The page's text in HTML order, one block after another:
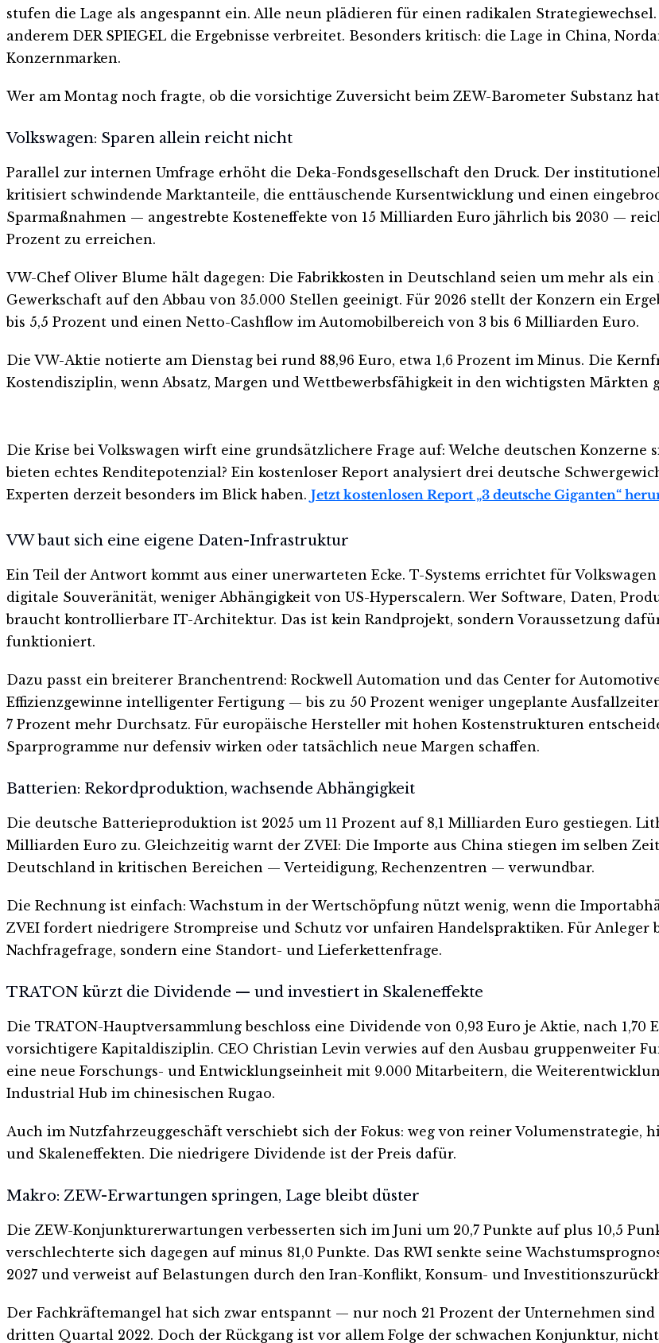
stufen die Lage als angespannt ein. Alle neun plädieren für einen radikalen
anderem DER SPIEGEL die Ergebnisse verbreitet. Besonders kritisch: die Lage in China,
Konzernmarken.
Wer am Montag noch fragte, ob die vorsichtige Zuversicht beim ZEW-Barometer Substanz
Volkswagen: Sparen allein reicht nicht
Parallel zur internen Umfrage erhöht die Deka-Fondsgesellschaft den Druck. Der
kritisiert schwindende Marktanteile, die enttäuschende Kursentwicklung und einen
Sparmaßnahmen — angestrebte Kosteneffekte von 15 Milliarden Euro jährlich bis 2030 —
Prozent zu erreichen.
VW-Chef Oliver Blume hält dagegen: Die Fabrikkosten in Deutschland seien um mehr als
Gewerkschaft auf den Abbau von 35.000 Stellen geeinigt. Für 2026 stellt der Konzern ein
bis 5,5 Prozent und einen Netto-Cashflow im Automobilbereich von 3 bis 6 Milliarden Euro.
Die VW-Aktie notierte am Dienstag bei rund 88,96 Euro, etwa 1,6 Prozent im Minus. Die
Kostendisziplin, wenn Absatz, Margen und Wettbewerbsfähigkeit in den wichtigsten Märkten
Die Krise bei Volkswagen wirft eine grundsätzlichere Frage auf: Welche deutschen
bieten echtes Renditepotenzial? Ein kostenloser Report analysiert drei deutsche
Experten derzeit besonders im Blick haben. Jetzt kostenlosen Report „3 deutsche Giganten“
VW baut sich eine eigene Daten-Infrastruktur
Ein Teil der Antwort kommt aus einer unerwarteten Ecke. T-Systems errichtet für
digitale Souveränität, weniger Abhängigkeit von US-Hyperscalern. Wer Software, Daten,
braucht kontrollierbare IT-Architektur. Das ist kein Randprojekt, sondern Voraussetzung
funktioniert.
Dazu passt ein breiterer Branchentrend: Rockwell Automation und das Center for
Effizienzgewinne intelligenter Fertigung — bis zu 50 Prozent weniger ungeplante
7 Prozent mehr Durchsatz. Für europäische Hersteller mit hohen Kostenstrukturen
Sparprogramme nur defensiv wirken oder tatsächlich neue Margen schaffen.
Batterien: Rekordproduktion, wachsende Abhängigkeit
Die deutsche Batterieproduktion ist 2025 um 11 Prozent auf 8,1 Milliarden Euro gestiegen.
Milliarden Euro zu. Gleichzeitig warnt der ZVEI: Die Importe aus China stiegen im selben
Deutschland in kritischen Bereichen — Verteidigung, Rechenzentren — verwundbar.
Die Rechnung ist einfach: Wachstum in der Wertschöpfung nützt wenig, wenn die
ZVEI fordert niedrigere Strompreise und Schutz vor unfairen Handelspraktiken. Für
Nachfragefrage, sondern eine Standort- und Lieferkettenfrage.
TRATON kürzt die Dividende — und investiert in Skaleneffekte
Die TRATON-Hauptversammlung beschloss eine Dividende von 0,93 Euro je Aktie, nach
vorsichtigere Kapitaldisziplin. CEO Christian Levin verwies auf den Ausbau gruppenweiter
eine neue Forschungs- und Entwicklungseinheit mit 9.000 Mitarbeitern, die
Industrial Hub im chinesischen Rugao.
Auch im Nutzfahrzeuggeschäft verschiebt sich der Fokus: weg von reiner
und Skaleneffekten. Die niedrigere Dividende ist der Preis dafür.
Makro: ZEW-Erwartungen springen, Lage bleibt düster
Die ZEW-Konjunkturerwartungen verbesserten sich im Juni um 20,7 Punkte auf plus 10,5
verschlechterte sich dagegen auf minus 81,0 Punkte. Das RWI senkte seine
2027 und verweist auf Belastungen durch den Iran-Konflikt, Konsum- und
Der Fachkräftemangel hat sich zwar entspannt — nur noch 21 Prozent der Unternehmen
dritten Quartal 2022. Doch der Rückgang ist vor allem Folge der schwachen Konjunktur,